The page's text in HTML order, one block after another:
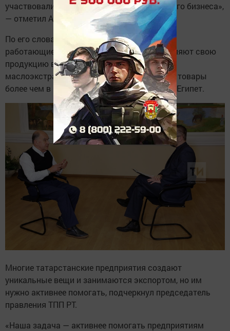
участвовали больше 100 предприятий малого бизнеса»,
— отметил Агеев.
По его словам, татарстанские предприятия,
работающие в сельском хозяйстве, поставляют свою
продукцию в 46 стран мира. А Казанский
маслоэкстракционный завод экспортирует товары
более чем в 10 стран мира, включая Иран и Египет.
Многие татарстанские предприятия создают
уникальные вещи и занимаются экспортом, но им
нужно активнее помогать, подчеркнул председатель
правления ТПП РТ.
«Наша задача — активнее помогать предприятиям